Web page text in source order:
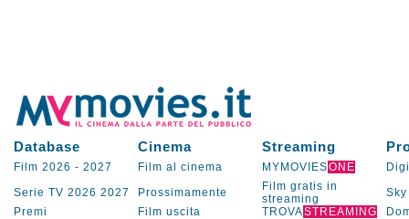
Database Cinema Streaming
Film 2026 - 2027 Film al cinema MYMOVIESONE
Serie TV 2026 2027 Prossimamente
Film gratis in
streaming
Sky
Premi
Film uscita TROVASTREAMING